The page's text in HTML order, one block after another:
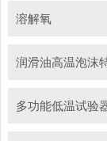
溶解氧
润滑油高温泡沫
多功能低温试验